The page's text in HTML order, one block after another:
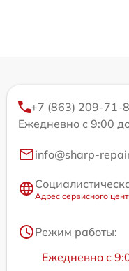
+7 (863) 209-71-
Ежедневно с 9:00
info@sharp-
Адрес сервисного
Режим работы:
Ежедневно с